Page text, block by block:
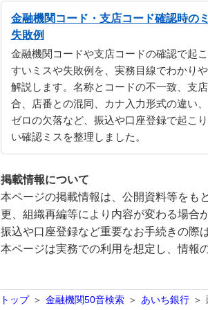
金融機関コード・支店コード確認時の
失敗例
金融機関コードや支店コードの確認で起
すいミスや失敗例を、実務目線でわかりや
解説します。名称とコードの不一致、支
合、店番との混同、カナ入力形式の違い
ゼロの欠落など、振込や口座登録で起こ
い確認ミスを整理しました。
掲載情報について
本ページの掲載情報は、公開資料等をも
更、組織再編等により内容が変わる場合
振込や口座登録など重要なお手続きの際
本ページは実務での利用を想定し、情報
トップ 金融機関50音検索 あいち銀行